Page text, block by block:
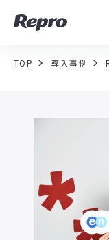
MAツール
資料／コンテンツ
TOP 導入事例